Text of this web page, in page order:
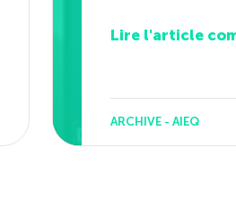
Lire l'article
ARCHIVE - AIEQ